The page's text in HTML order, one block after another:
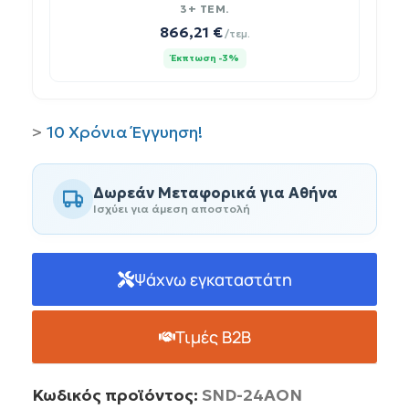
3+ TEM.
866,21 €/τεμ.
Έκπτωση -3%
> 10 Χρόνια Έγγυηση!
Δωρεάν Μεταφορικά για Αθήνα
Ισχύει για άμεση αποστολή
Ψάχνω εγκαταστάτη
Τιμές B2B
Κωδικός προϊόντος: SND-24AON